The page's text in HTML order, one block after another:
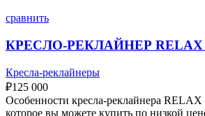
сравнить
КРЕСЛО-РЕКЛАЙНЕР RELAX
Кресла-реклайнеры
₽125 000
Особенности кресла-реклайнера
которое вы можете купить по низкой